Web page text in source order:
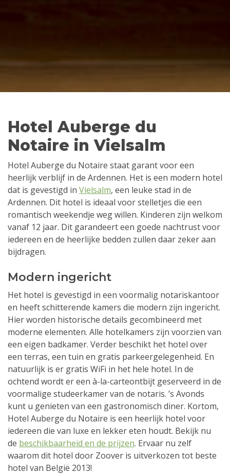
Hotel Auberge du
Notaire in Vielsalm
Hotel Auberge du Notaire staat garant voor een
heerlijk verblijf in de Ardennen. Het is een modern hotel
dat is gevestigd in Vielsalm, een leuke stad in de
Ardennen. Dit hotel is ideaal voor stelletjes die een
romantisch weekendje weg willen. Kinderen zijn welkom
vanaf 12 jaar. Dit garandeert een goede nachtrust voor
iedereen en de heerlijke bedden zullen daar zeker aan
bijdragen.
Modern ingericht
Het hotel is gevestigd in een voormalig notariskantoor
en heeft schitterende kamers die modern zijn ingericht.
Hier worden historische details gecombineerd met
moderne elementen. Alle hotelkamers zijn voorzien van
een eigen badkamer. Verder beschikt het hotel over
een terras, een tuin en gratis parkeergelegenheid. En
natuurlijk is er gratis WiFi in het hele hotel. In de
ochtend wordt er een à-la-carteontbijt geserveerd in de
voormalige studeerkamer van de notaris. ’s Avonds
kunt u genieten van een gastronomisch diner. Kortom,
Hotel Auberge du Notaire is een heerlijk hotel voor
iedereen die van luxe en lekker eten houdt. Bekijk nu
de beschikbaarheid en de prijzen. Ervaar nu zelf
waarom dit hotel door Zoover is uitverkozen tot beste
hotel van België 2013!